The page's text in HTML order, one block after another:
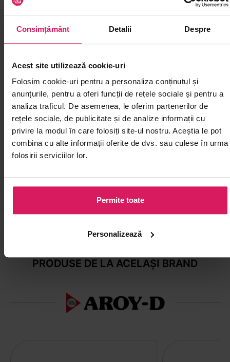
Consimțământ Detalii Despre
Acest site utilizează cookie-uri
Folosim cookie-uri pentru a personaliza conținutul și
anunțurile, pentru a oferi funcții de rețele sociale și pentru a
analiza traficul. De asemenea, le oferim partenerilor de
rețele sociale, de publicitate și de analize informații cu
privire la modul în care folosiți site-ul nostru. Aceștia le pot
combina cu alte informații oferite de dvs. sau culese în urma
folosirii serviciilor lor.
Permite toate
Personalizează
Sos sriracha usturoi UNI-EAGLE
245g
tăiței
16 lei
Sos Sambal
orice preparat
15 lei
PRODUSE DE LA ACELAȘI BRAND